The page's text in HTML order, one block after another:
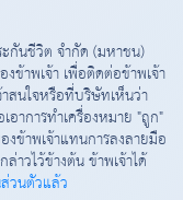
กันชีวิต จำกัด (มหาชน)
ข้าพเจ้า เพื่อติดต่อข้าพเจ้า
สนใจหรือที่บริษัทเห็นว่า
อาการทำเครื่องหมาย "ถูก"
ข้าพเจ้าแทนการลงลายมือ
าวไว้ข้างต้น ข้าพเจ้าได้
วนตัวแล้ว